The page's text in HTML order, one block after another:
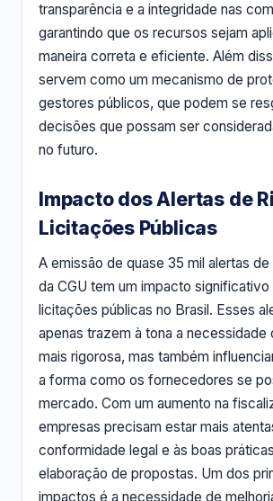
transparência e a integridade nas
garantindo que os recursos sejam
maneira correta e eficiente. Além
servem como um mecanismo de
gestores públicos, que podem se
decisões que possam ser
no futuro.
Impacto dos Alertas de
Licitações Públicas
A emissão de quase 35 mil alertas
da CGU tem um impacto significativo
licitações públicas no Brasil. Esses
apenas trazem à tona a necessidade
mais rigorosa, mas também
a forma como os fornecedores se
mercado. Com um aumento na
empresas precisam estar mais
conformidade legal e às boas
elaboração de propostas. Um dos
impactos é a necessidade de